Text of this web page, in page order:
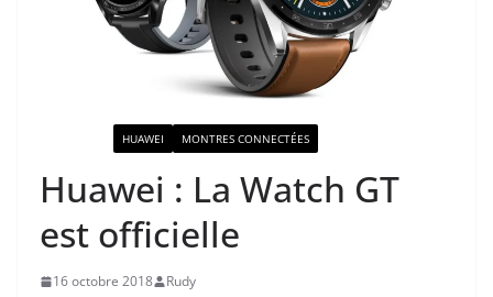
HUAWEI MONTRES CONNECTÉES
Huawei : La Watch GT
est officielle
16 octobre 2018 Rudy